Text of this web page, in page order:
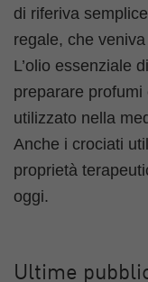
di riferiva
regale, che
L’olio essenziale
preparare
utilizzato nella
Anche i crociati
proprietà
oggi.
Ultime